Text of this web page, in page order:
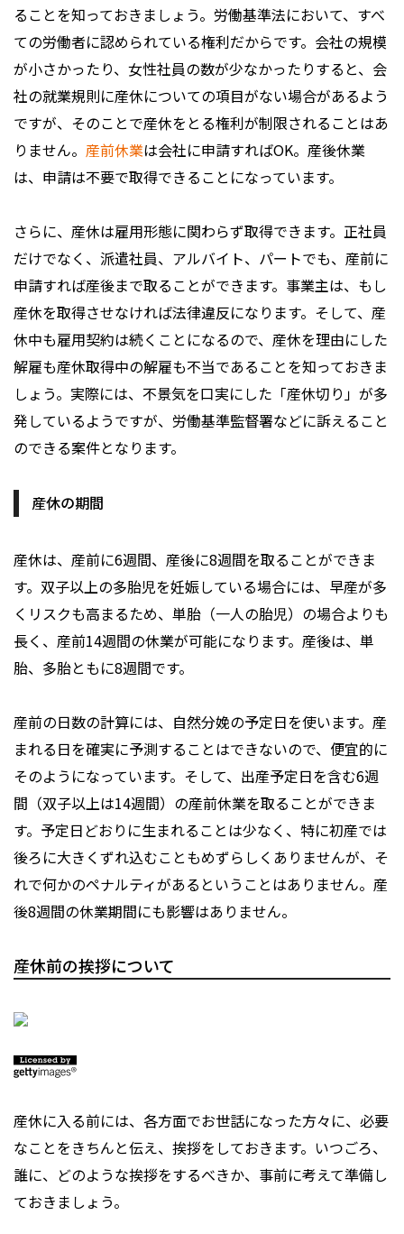
ることを知っておきましょう。労働基準法において、すべ
ての労働者に認められている権利だからです。会社の規模
が小さかったり、女性社員の数が少なかったりすると、会
社の就業規則に産休についての項目がない場合があるよう
ですが、そのことで産休をとる権利が制限されることはあ
りません。 産前休業は会社に申請すればOK。産後休業
は、申請は不要で取得できることになっています。
さらに、産休は雇用形態に関わらず取得できます。正社員
だけでなく、派遣社員、アルバイト、パートでも、産前に
申請すれば産後まで取ることができます。事業主は、もし
産休を取得させなければ法律違反になります。そして、産
休中も雇用契約は続くことになるので、産休を理由にした
解雇も産休取得中の解雇も不当であることを知っておきま
しょう。実際には、不景気を口実にした「産休切り」が多
発しているようですが、労働基準監督署などに訴えること
のできる案件となります。
産休の期間
産休は、産前に6週間、産後に8週間を取ることができま
す。双子以上の多胎児を妊娠している場合には、早産が多
くリスクも高まるため、単胎（一人の胎児）の場合よりも
長く、産前14週間の休業が可能になります。産後は、単
胎、多胎ともに8週間です。
産前の日数の計算には、自然分娩の予定日を使います。産
まれる日を確実に予測することはできないので、便宜的に
そのようになっています。そして、出産予定日を含む6週
間（双子以上は14週間）の産前休業を取ることができま
す。予定日どおりに生まれることは少なく、特に初産では
後ろに大きくずれ込むこともめずらしくありませんが、そ
れで何かのペナルティがあるということはありません。産
後8週間の休業期間にも影響はありません。
産休前の挨拶について
産休に入る前には、各方面でお世話になった方々に、必要
なことをきちんと伝え、挨拶をしておきます。いつごろ、
誰に、どのような挨拶をするべきか、事前に考えて準備し
ておきましょう。